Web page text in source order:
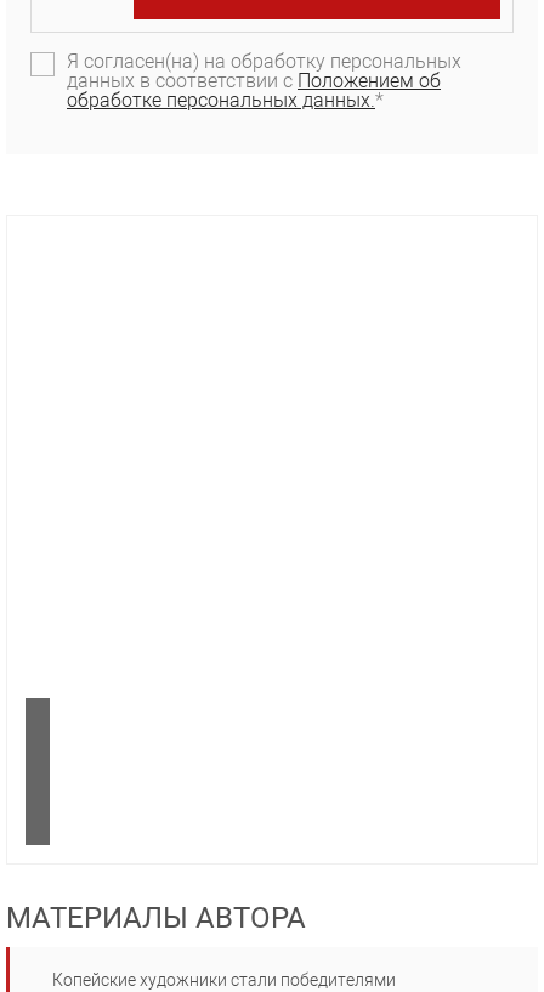
Я согласен(на) на обработку персональных
данных в соответствии с Положением об
обработке персональных данных.*
МАТЕРИАЛЫ АВТОРА
Копейские художники стали победителями